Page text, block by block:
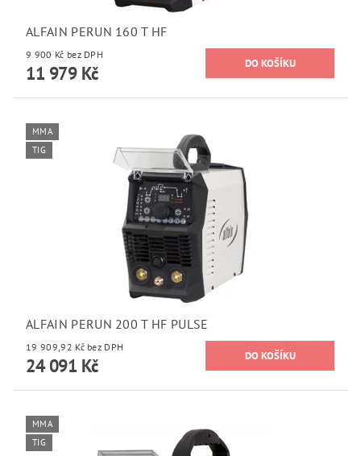
ALFAIN PERUN 160 T HF
9 900 Kč bez DPH
11 979 Kč
MMA
TIG
ALFAIN PERUN 200 T HF PULSE
19 909,92 Kč bez DPH
24 091 Kč
MMA
TIG